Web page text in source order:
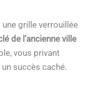
une grille verrouillée
de l’ancienne ville
vous privant
succès caché.